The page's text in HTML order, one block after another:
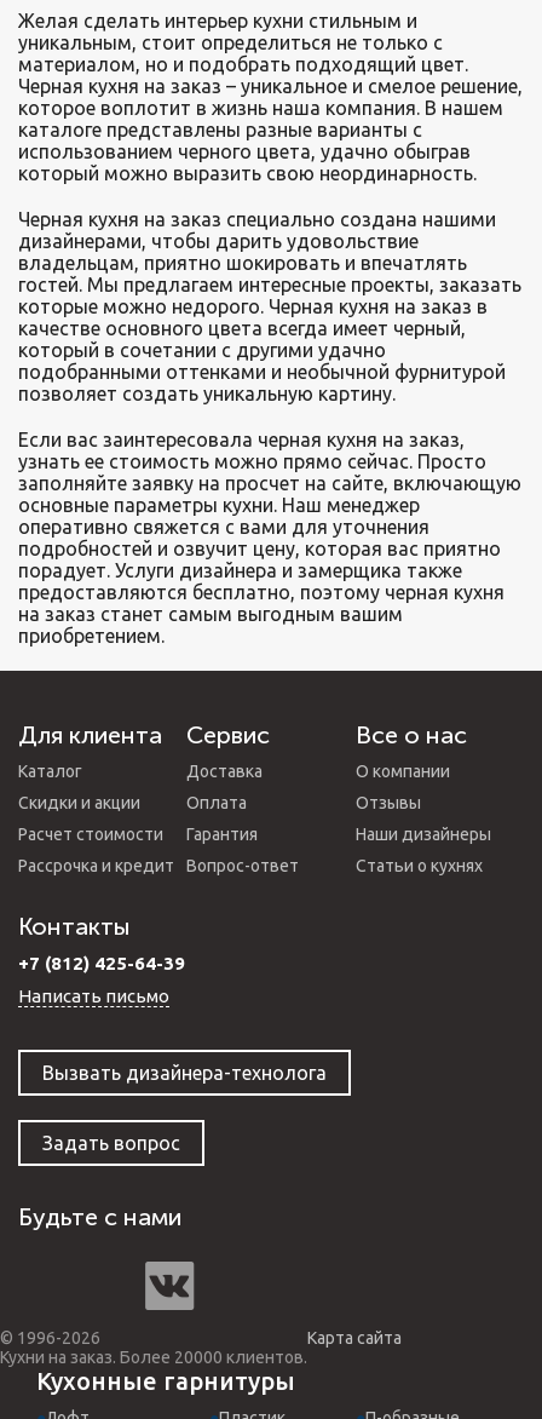
Желая сделать интерьер кухни стильным и
уникальным, стоит определиться не только с
материалом, но и подобрать подходящий цвет.
Черная кухня на заказ – уникальное и смелое решение,
которое воплотит в жизнь наша компания. В нашем
каталоге представлены разные варианты с
использованием черного цвета, удачно обыграв
который можно выразить свою неординарность.
Черная кухня на заказ специально создана нашими
дизайнерами, чтобы дарить удовольствие
владельцам, приятно шокировать и впечатлять
гостей. Мы предлагаем интересные проекты, заказать
которые можно недорого. Черная кухня на заказ в
качестве основного цвета всегда имеет черный,
который в сочетании с другими удачно
подобранными оттенками и необычной фурнитурой
позволяет создать уникальную картину.
Если вас заинтересовала черная кухня на заказ,
узнать ее стоимость можно прямо сейчас. Просто
заполняйте заявку на просчет на сайте, включающую
основные параметры кухни. Наш менеджер
оперативно свяжется с вами для уточнения
подробностей и озвучит цену, которая вас приятно
порадует. Услуги дизайнера и замерщика также
предоставляются бесплатно, поэтому черная кухня
на заказ станет самым выгодным вашим
приобретением.
Для клиента
Каталог
Скидки и акции
Расчет стоимости
Рассрочка и кредит
Сервис
Доставка
Оплата
Гарантия
Вопрос-ответ
Все о нас
О компании
Отзывы
Наши дизайнеры
Статьи о кухнях
Контакты
+7 (812) 425-64-39
Написать письмо
Вызвать дизайнера-технолога
Задать вопрос
Будьте с нами
© 1996-2026
Кухни на заказ. Более 20000 клиентов.
Карта сайта
Кухонные гарнитуры